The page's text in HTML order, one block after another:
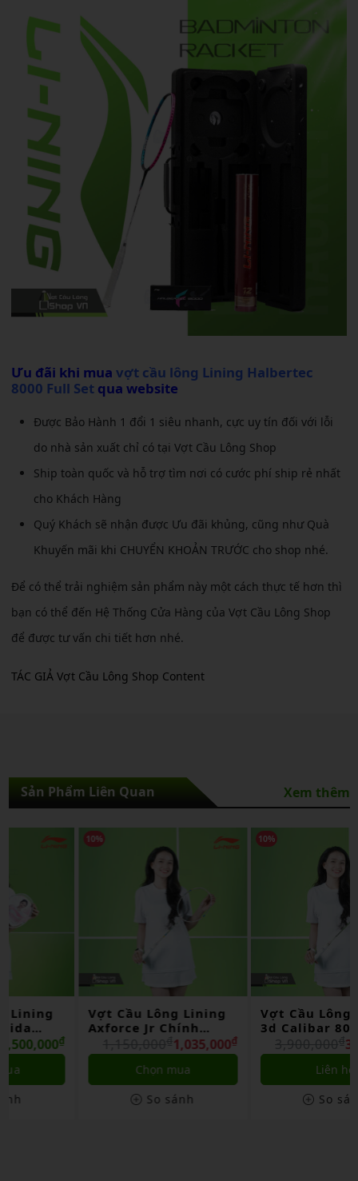
Ưu đãi khi mua vợt cầu lông Lining Halbertec
8000 Full Set qua website
Được Bảo Hành 1 đổi 1 siêu nhanh, cực uy tín đối với lỗi
do nhà sản xuất chỉ có tại Vợt Cầu Lông Shop
Ship toàn quốc và hỗ trợ tìm nơi có cước phí ship rẻ nhất
cho Khách Hàng
Quý Khách sẽ nhận được Ưu đãi khủng, cũng như Quà
Khuyến mãi khi CHUYỂN KHOẢN TRƯỚC cho shop nhé.
Để có thể trải nghiệm sản phẩm này một cách thực tế hơn thì
bạn có thể đến Hệ Thống Cửa Hàng của Vợt Cầu Lông Shop
để được tư vấn chi tiết hơn nhé.
TÁC GIẢ Vợt Cầu Lông Shop Content
Sản Phẩm Liên Quan Xem thêm
Vợt Cầu Lông Lining
Axforce Jr Chính
Hãng
1,035,000 ₫
1,150,000
Vợt Cầu Lông Lining
3d Calibar 800 Chính
Hãng
3,510,000₫
3,900,000